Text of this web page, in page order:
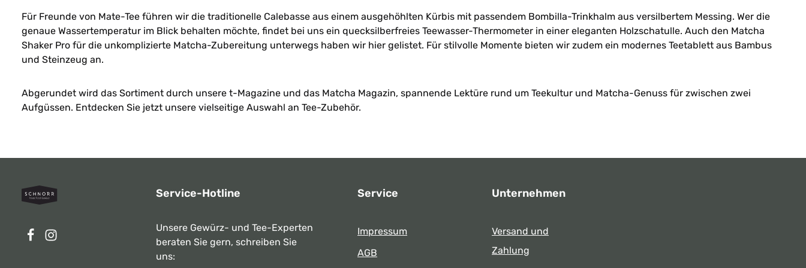
Achtsamkeit. Die Ausgabe beleuchtet
seine kulturelle Bedeutung,
europäische Matcha-Trends und -
Bars sowie Wettbewerbe, ohne dabei
Matcha bewusst zu genießen – in
jeder Form. Gründer und
Herausgeber: Olaf Tarmas Maße:
Für Freunde von Mate-Tee führen wir die traditionelle Calebasse aus einem ausgehöhlten Kürbis mit passendem Bombilla-Trinkhalm aus versilbertem Messing. Wer die
genaue Wassertemperatur im Blick behalten möchte, findet bei uns ein quecksilberfreies Teewasser-Thermometer in einer eleganten Holzschatulle. Auch den Matcha
Shaker Pro für die unkomplizierte Matcha-Zubereitung unterwegs haben wir hier gelistet. Für stilvolle Momente bieten wir zudem ein modernes Teetablett aus Bambus
und Steinzeug an.
Abgerundet wird das Sortiment durch unsere t-Magazine und das Matcha Magazin, spannende Lektüre rund um Teekultur und Matcha-Genuss für zwischen zwei
Aufgüssen. Entdecken Sie jetzt unsere vielseitige Auswahl an Tee-Zubehör.
Service-Hotline
Unsere Gewürz- und Tee-Experten
beraten Sie gern, schreiben Sie
uns:
Service
Impressum
AGB
Unternehmen
Versand und
Zahlung